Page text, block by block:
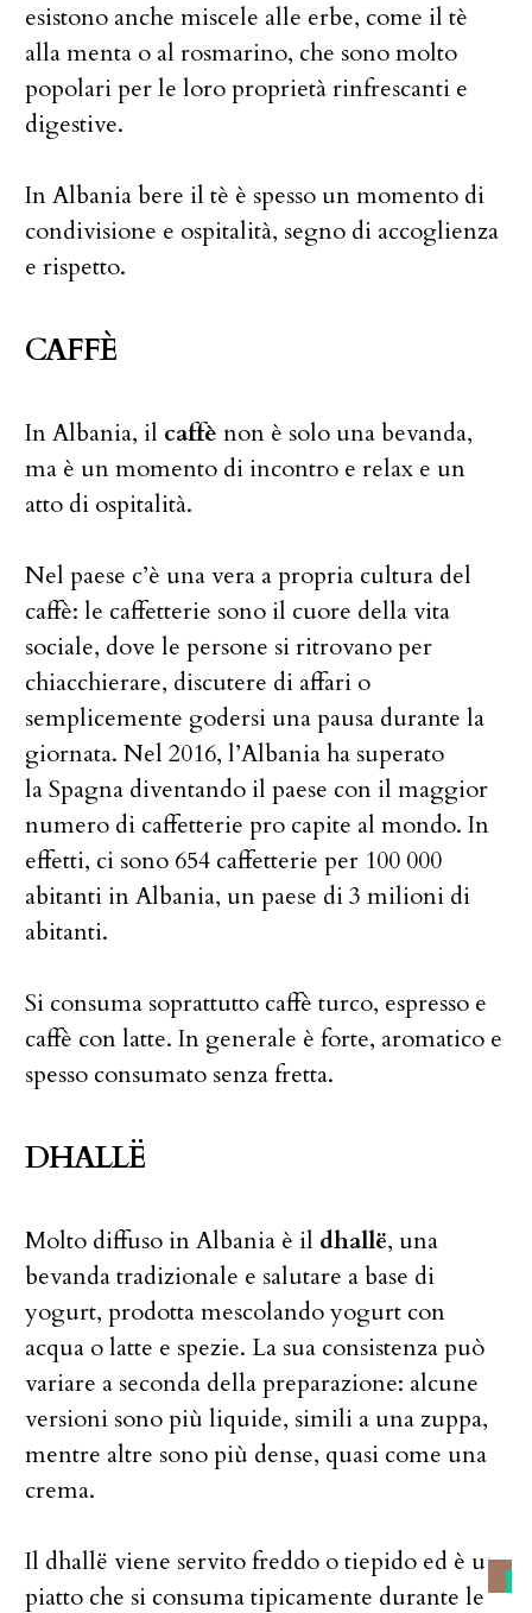
esistono anche miscele alle erbe, come il tè
alla menta o al rosmarino, che sono molto
popolari per le loro proprietà rinfrescanti e
digestive.
In Albania bere il tè è spesso un momento di
condivisione e ospitalità, segno di accoglienza
e rispetto.
CAFFÈ
In Albania, il caffè non è solo una bevanda,
ma è un momento di incontro e relax e un
atto di ospitalità.
Nel paese c’è una vera a propria cultura del
caffè: le caffetterie sono il cuore della vita
sociale, dove le persone si ritrovano per
chiacchierare, discutere di affari o
semplicemente godersi una pausa durante la
giornata. Nel 2016, l’Albania ha superato
la Spagna diventando il paese con il maggior
numero di caffetterie pro capite al mondo. In
effetti, ci sono 654 caffetterie per 100 000
abitanti in Albania, un paese di 3 milioni di
abitanti.
Si consuma soprattutto caffè turco, espresso e
caffè con latte. In generale è forte, aromatico e
spesso consumato senza fretta.
DHALLË
Molto diffuso in Albania è il dhallë, una
bevanda tradizionale e salutare a base di
yogurt, prodotta mescolando yogurt con
acqua o latte e spezie. La sua consistenza può
variare a seconda della preparazione: alcune
versioni sono più liquide, simili a una zuppa,
mentre altre sono più dense, quasi come una
crema.
Il dhallë viene servito freddo o tiepido ed è un
piatto che si consuma tipicamente durante le